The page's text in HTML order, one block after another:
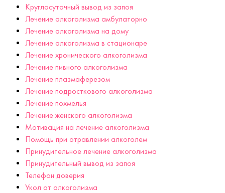
Круглосуточный вывод из запоя
Лечение алкоголизма амбулаторно
Лечение алкоголизма на дому
Лечение алкоголизма в стационаре
Лечение хронического алкоголизма
Лечение пивного алкоголизма
Лечение плазмаферезом
Лечение подросткового алкоголизма
Лечение похмелья
Лечение женского алкоголизма
Мотивация на лечение алкоголизма
Помощь при отравлении алкоголем
Принудительное лечение алкоголизма
Принудительный вывод из запоя
Телефон доверия
Укол от алкоголизма